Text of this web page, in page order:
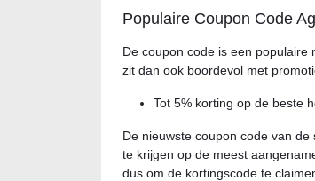
Populaire Coupon Code
De coupon code is een populaire
zit dan ook boordevol met
Tot 5% korting op de beste
De nieuwste coupon code van
te krijgen op de meest
dus om de kortingscode te